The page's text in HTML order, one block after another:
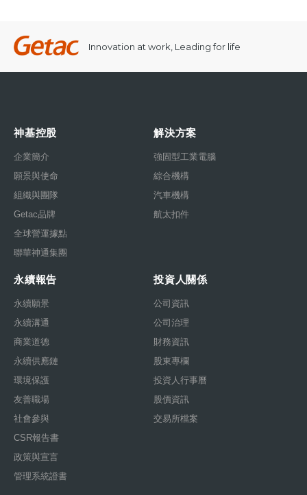
Innovation at work, Leading for life
神基控股
企業簡介
願景與使命
組織與團隊
Getac品牌
全球營運據點
聯華神通集團
解決方案
強固型工業電腦
綜合機構
汽車機構
航太扣件
永續報告
永續願景
永續溝通
商業道德
永續供應鏈
環境保護
友善職場
社會參與
CSR報告書
政策與宣言
管理系統證書
投資人關係
公司資訊
公司治理
財務資訊
股東專欄
投資人行事曆
股價資訊
交易所檔案